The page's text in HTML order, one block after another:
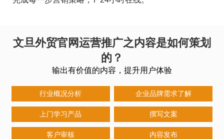
文旦外贸官网运营推广之内容是如何策划
的？
输出有价值的内容，提升用户体验
行业概况分析 企业品牌需求了解
上门学习产品 撰写文案
客户审核 内容发布